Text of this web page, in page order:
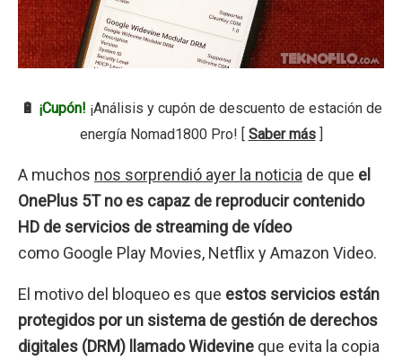
🔋 ¡Cupón! ¡Análisis y cupón de descuento de estación de
energía Nomad1800 Pro! [ Saber más]
A muchos nos sorprendió ayer la noticia de que el
OnePlus 5T no es capaz de reproducir contenido
HD de servicios de streaming de vídeo
como Google Play Movies, Netflix y Amazon Video.
El motivo del bloqueo es que estos servicios están
protegidos por un sistema de gestión de derechos
digitales (DRM) llamado Widevine que evita la copia